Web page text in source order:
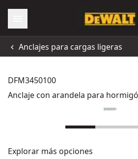
Anclajes para cargas ligeras
DFM3450100
Anclaje con arandela para
Explorar más opciones